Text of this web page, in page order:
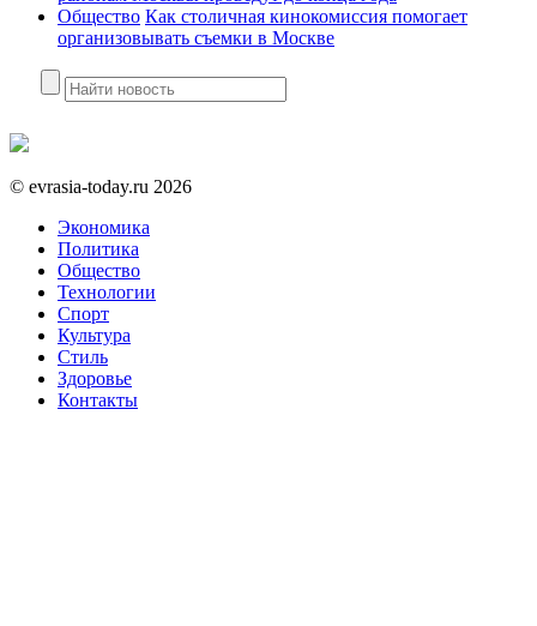
Общество Как столичная кинокомиссия помогает
организовывать съемки в Москве
© evrasia-today.ru 2026
Экономика
Политика
Общество
Технологии
Спорт
Культура
Стиль
Здоровье
Контакты